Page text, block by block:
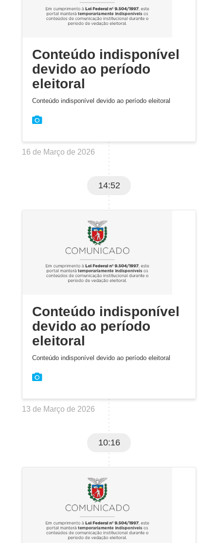
Conteúdo indisponível
devido ao período
eleitoral
Conteúdo indisponível devido ao período eleitoral
16 de Março de 2026
14:52
Conteúdo indisponível
devido ao período
eleitoral
Conteúdo indisponível devido ao período eleitoral
13 de Março de 2026
10:16